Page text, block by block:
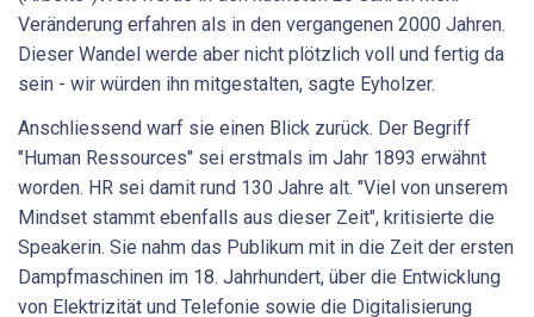
Veränderung erfahren als in den vergangenen 2000 Jahren.
Dieser Wandel werde aber nicht plötzlich voll und fertig da
sein - wir würden ihn mitgestalten, sagte Eyholzer.
Anschliessend warf sie einen Blick zurück. Der Begriff
"Human Ressources" sei erstmals im Jahr 1893 erwähnt
worden. HR sei damit rund 130 Jahre alt. "Viel von unserem
Mindset stammt ebenfalls aus dieser Zeit", kritisierte die
Speakerin. Sie nahm das Publikum mit in die Zeit der ersten
Dampfmaschinen im 18. Jahrhundert, über die Entwicklung
von Elektrizität und Telefonie sowie die Digitalisierung